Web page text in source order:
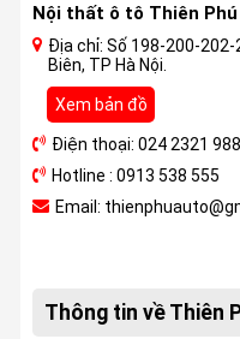
Nội thất ô tô Thiên
Địa chỉ: Số 198-200-202-
Biên, TP Hà Nội.
Xem bản đồ
Điện thoại: 024 2321
Hotline : 0913 538 555
Email:
Thông tin về Thiên